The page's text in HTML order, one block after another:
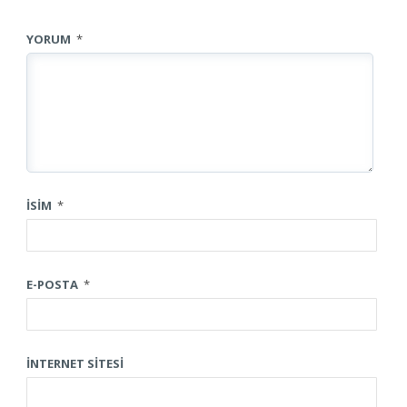
YORUM *
İSIM *
E-POSTA *
İNTERNET SITESI